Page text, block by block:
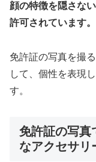
顔の特徴を隠さな
許可されています。
免許証の写真を撮
して、個性を表現
す。
免許証の写真
なアクセサリ